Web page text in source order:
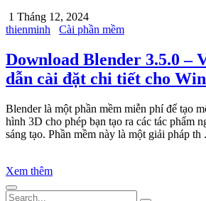
1 Tháng 12, 2024
thienminh
Cài phần mềm
Download Blender 3.5.0 –
dẫn cài đặt chi tiết cho
Blender là một phần mềm miễn phí để tạo
hình 3D cho phép bạn tạo ra các tác phẩm
sáng tạo. Phần mềm này là một giải pháp th
Xem thêm